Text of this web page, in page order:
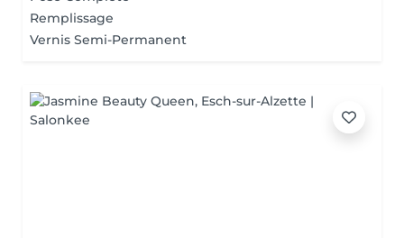
Remplissage
Vernis Semi-Permanent